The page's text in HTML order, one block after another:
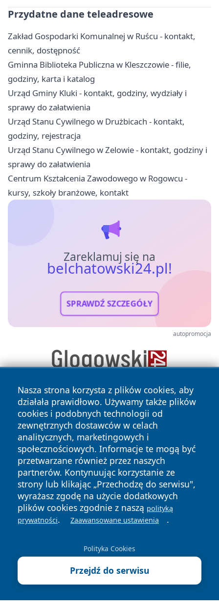
Przydatne dane teleadresowe
Zakład Gospodarki Komunalnej w Ruścu - kontakt,
cennik, dostępność
Gminna Biblioteka Publiczna w Kleszczowie - filie,
godziny, karta i katalog
Urząd Gminy Kluki - kontakt, godziny, wydziały i
sprawy do załatwienia
Urząd Stanu Cywilnego w Drużbicach - kontakt,
godziny, rejestracja
Urząd Stanu Cywilnego w Zelowie - kontakt, godziny i
sprawy do załatwienia
Centrum Kształcenia Zawodowego w Rogowcu -
kursy, szkoły branżowe, kontakt
Zareklamuj się na
belchatowski24.pl!
SPRAWDŹ SZCZEGÓŁY
autopromocja
Nasza strona korzysta z plików cookies, aby
działała prawidłowo. Używamy także plików
cookies i podobnych technologii od
zewnętrznych dostawców w celach
analitycznych, marketingowych i
społecznościowych. Informacje te mogą być
przetwarzane również przez naszych
partnerów. Kontynuując korzystanie ze
strony lub klikając „Przechodzę do serwisu",
wyrażasz zgodę na użycie dodatkowych
plików cookies zgodnie z naszą polityką
prywatności. Zaawansowane ustawienia .
Polityka Cookies
Przejdź do serwisu
Copyright © 2026 belchatowski24.pl Wszystkie prawa
zastrzeżone.
News Autorzy
Polityka
Prywatności
Polityka
Cookies